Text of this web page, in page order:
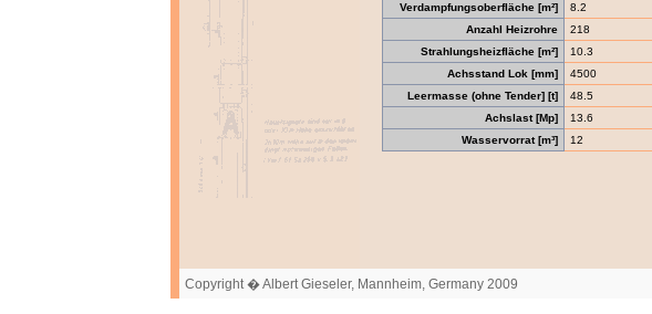
Verdampfungsoberfläche [m²]
8.2
Anzahl Heizrohre
218
Strahlungsheizfläche [m²]
10.3
Achsstand Lok [mm]
4500
Leermasse (ohne Tender] [t]
48.5
Achslast [Mp]
13.6
Wasservorrat [m³]
12
Copyright � Albert Gieseler, Mannheim, Germany 2009